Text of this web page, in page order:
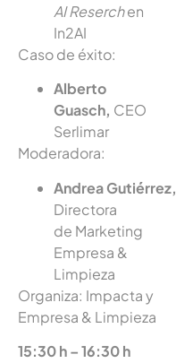
AI Reserchen
In2AI
Caso de éxito:
Alberto
Guasch, CEO
Serlimar
Moderadora:
Andrea Gutiérrez,
Directora
de Marketing
Empresa &
Limpieza
Organiza: Impacta y
Empresa & Limpieza
15:30 h – 16:30 h